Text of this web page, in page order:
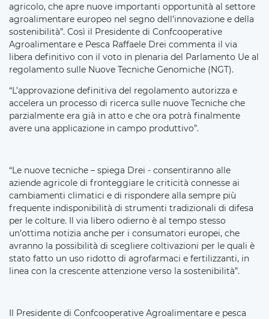
agricolo, che apre nuove importanti opportunità al settore
agroalimentare europeo nel segno dell’innovazione e della
sostenibilità”. Così il Presidente di Confcooperative
Agroalimentare e Pesca Raffaele Drei commenta il via
libera definitivo con il voto in plenaria del Parlamento Ue al
regolamento sulle Nuove Tecniche Genomiche (NGT).
“L’approvazione definitiva del regolamento autorizza e
accelera un processo di ricerca sulle nuove Tecniche che
parzialmente era già in atto e che ora potrà finalmente
avere una applicazione in campo produttivo”.
“Le nuove tecniche – spiega Drei - consentiranno alle
aziende agricole di fronteggiare le criticità connesse ai
cambiamenti climatici e di rispondere alla sempre più
frequente indisponibilità di strumenti tradizionali di difesa
per le colture. Il via libero odierno è al tempo stesso
un’ottima notizia anche per i consumatori europei, che
avranno la possibilità di scegliere coltivazioni per le quali è
stato fatto un uso ridotto di agrofarmaci e fertilizzanti, in
linea con la crescente attenzione verso la sostenibilità”.
Il Presidente di Confcooperative Agroalimentare e pesca